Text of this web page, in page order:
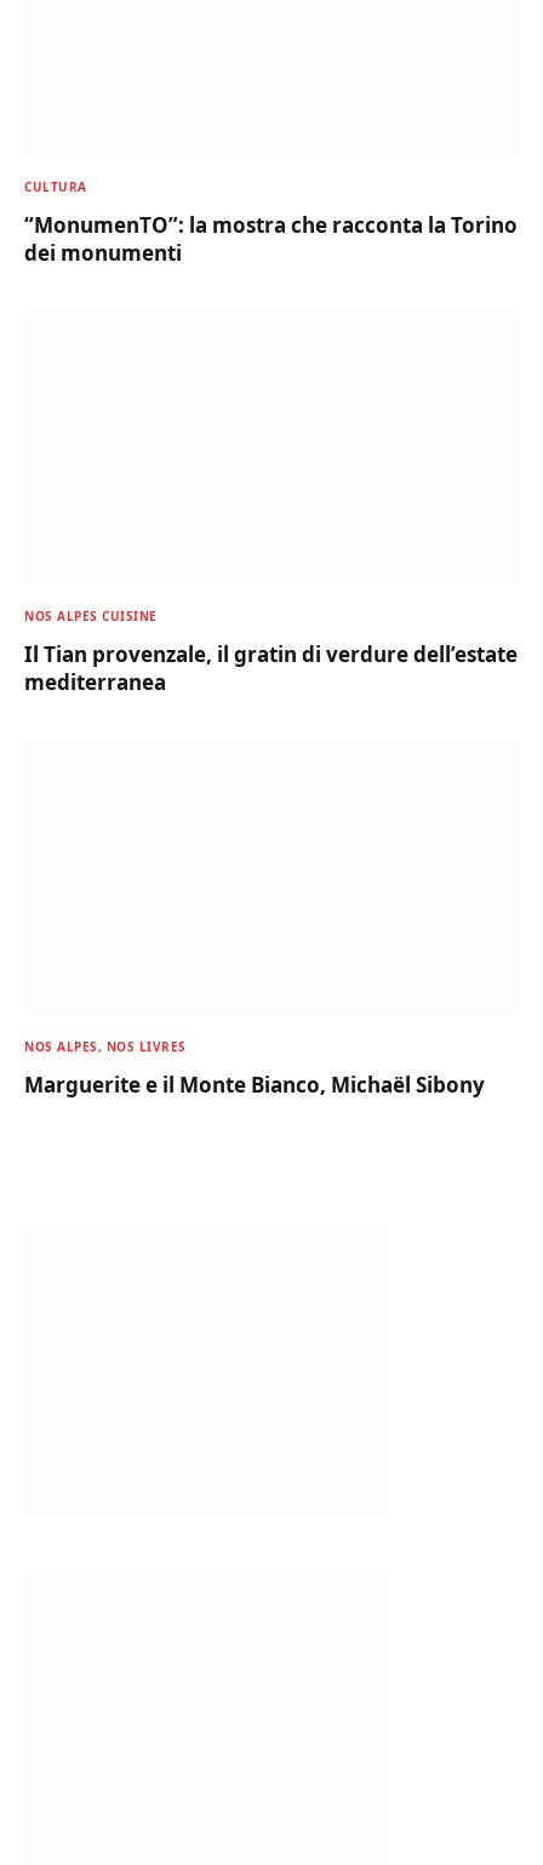
CULTURA
“MonumenTO”: la mostra che racconta la Torino
dei monumenti
NOS ALPES CUISINE
Il Tian provenzale, il gratin di verdure dell’estate
mediterranea
NOS ALPES, NOS LIVRES
Marguerite e il Monte Bianco, Michaël Sibony